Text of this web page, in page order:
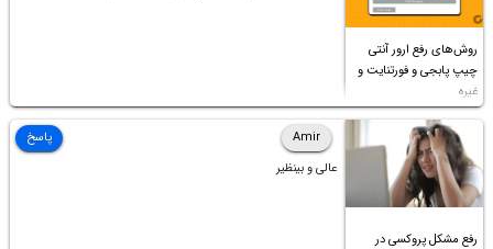
روش‌های رفع ارور آنتی
چیپ پابجی و فورتنایت و
غیره
رفع مشکل پروکسی در
Amir
عالی و بینظیر
پاسخ